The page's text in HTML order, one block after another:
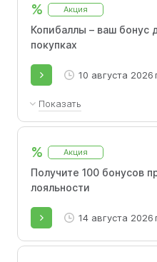
% Акция
Копибаллы – ваш бонус
покупках
10 августа 2026
Показать
За последние три
000 ₽ на покупки. Вы
следующего онлайн-
баллами до 10% от
предложение
бонусными или
% Акция
Получите 100 бонусов
лояльности
14 августа 2026